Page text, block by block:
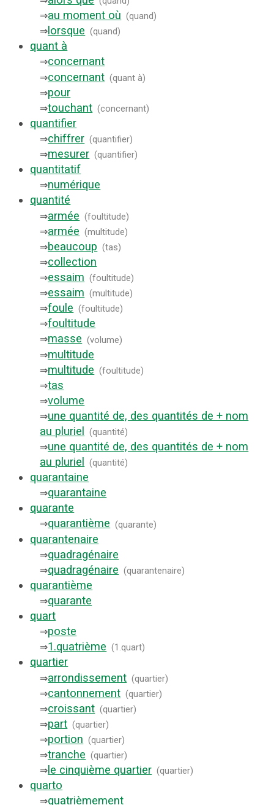
⇒au moment où (quand)
⇒ lorsque (quand)
quant à
⇒concernant
⇒concernant (quant à)
⇒pour
⇒touchant (concernant)
quantifier
⇒chiffrer (quantifier)
⇒mesurer (quantifier)
quantitatif
⇒numérique
quantité
⇒armée (foultitude)
⇒armée (multitude)
⇒beaucoup (tas)
⇒collection
⇒essaim (foultitude)
⇒essaim (multitude)
⇒foule (foultitude)
⇒foultitude
⇒masse (volume)
⇒multitude
⇒multitude (foultitude)
⇒tas
⇒volume
⇒une quantité de, des quantités de + nom
au pluriel
(quantité)
⇒une quantité de, des quantités de + nom
au pluriel
(quantité)
quarantaine
⇒quarantaine
quarante
⇒quarantième (quarante)
quarantenaire
⇒quadragénaire
⇒quadragénaire (quarantenaire)
quarantième
⇒quarante
quart
⇒poste
⇒1.quatrième (1.quart)
quartier
⇒arrondissement (quartier)
⇒cantonnement (quartier)
⇒croissant (quartier)
⇒part (quartier)
⇒portion (quartier)
⇒tranche (quartier)
⇒ le cinquième quartier (quartier)
quarto
⇒quatrièmement